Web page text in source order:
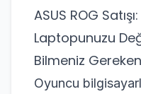
ASUS ROG
Laptopunuzu
Bilmeniz
Oyuncu